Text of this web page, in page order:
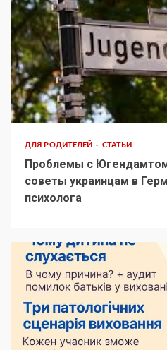
ДЛЯ РОДИТЕЛЕЙ СТАТЬИ
Проблемы с
советы украинцам в
психолога